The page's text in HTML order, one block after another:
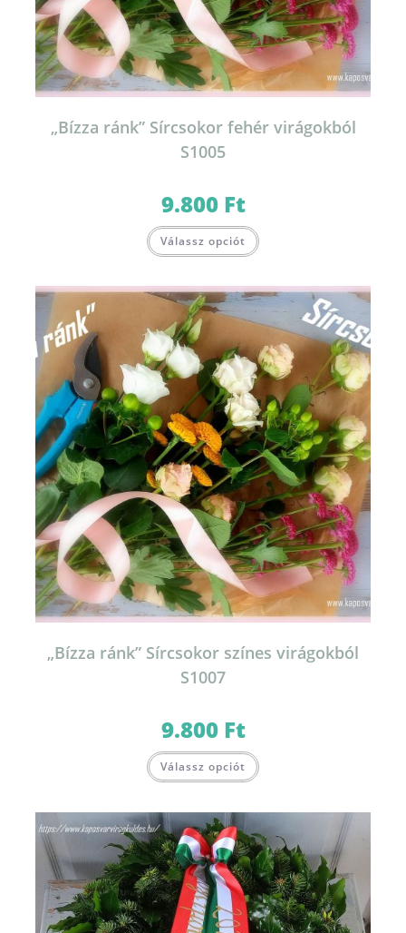
„Bízza ránk” Sírcsokor fehér virágokból
S1005
9.800 Ft
Válassz opciót
„Bízza ránk” Sírcsokor színes virágokból
S1007
9.800 Ft
Válassz opciót